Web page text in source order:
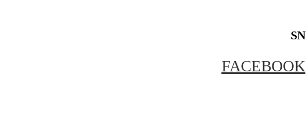
FACEBOOK